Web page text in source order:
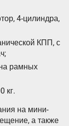
4-цилиндра,
КПП, с
рамных
кг.
на мини-
а также